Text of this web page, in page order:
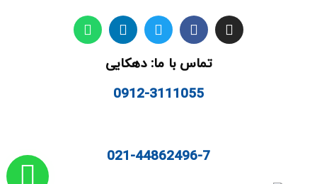
تماس با ما: دهکایی
0912-3111055
021-44862496-7